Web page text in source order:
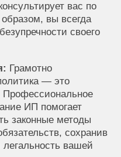
вас по
вы всегда
своего
Грамотно
— это
Профессиональное
ИП помогает
законные методы
сохранив
легальность вашей